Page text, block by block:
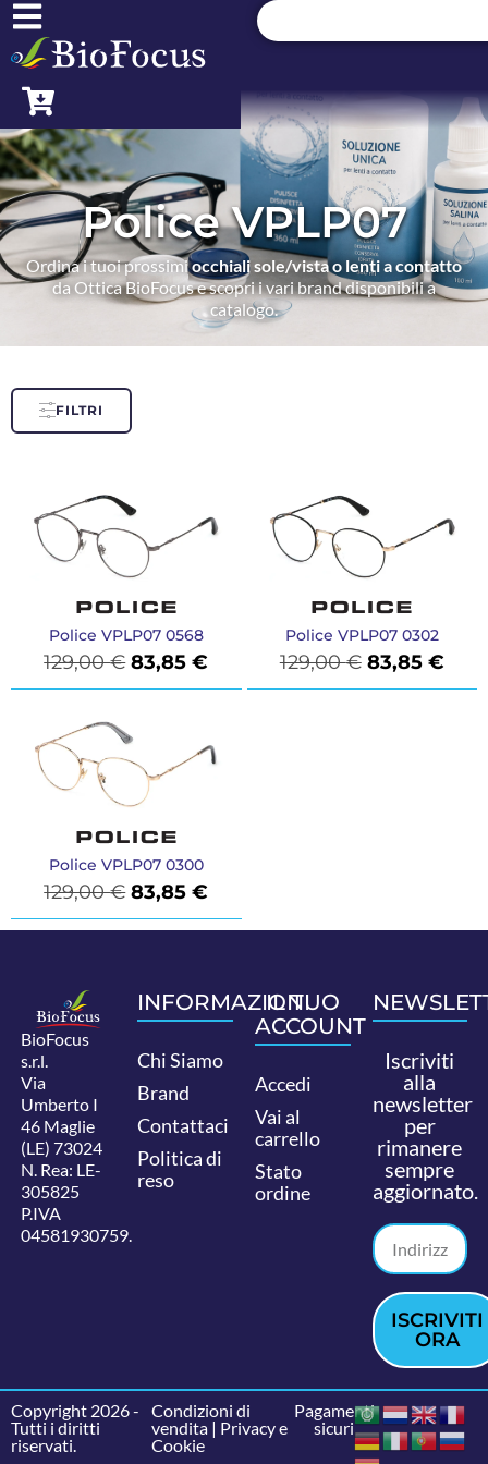
Police VPLP07
Ordina i tuoi prossimiocchiali sole/vista o lenti a contatto
da Ottica BioFocus e scopri i vari brand disponibili a
catalogo.
FILTRI
Police VPLP07 0568
129,00€ 83,85€
Police VPLP07 0302
129,00€ 83,85 €
Police VPLP07 0300
129,00€ 83,85€
BioFocus
s.r.l.
Via
Umberto I
46 Maglie
(LE) 73024
N. Rea: LE-
305825
P.IVA
04581930759.
INFORMAZIONI
Chi Siamo
Brand
Contattaci
Politica di
reso
IL TUO
ACCOUNT
Accedi
Vai al
carrello
Stato
ordine
Iscriviti
alla
newsletter
per
rimanere
sempre
aggiornato.
ISCRIVITI
ORA
Copyright 2026 -
Tutti i diritti
riservati.
Condizioni di
vendita| Privacy e
Cookie
Pagamenti
sicuri